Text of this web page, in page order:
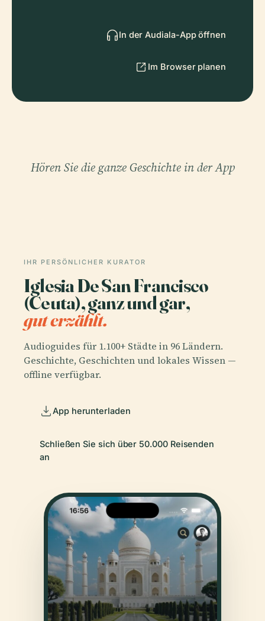
In der Audiala-App öffnen
Im Browser planen
Hören Sie die ganze Geschichte in der App
IHR PERSÖNLICHER KURATOR
Iglesia De San Francisco
(Ceuta), ganz und gar,
gut erzählt.
Audioguides für 1.100+ Städte in 96 Ländern.
Geschichte, Geschichten und lokales Wissen —
offline verfügbar.
App herunterladen
Schließen Sie sich über 50.000 Reisenden
an